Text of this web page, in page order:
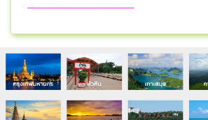
--------------------------------------